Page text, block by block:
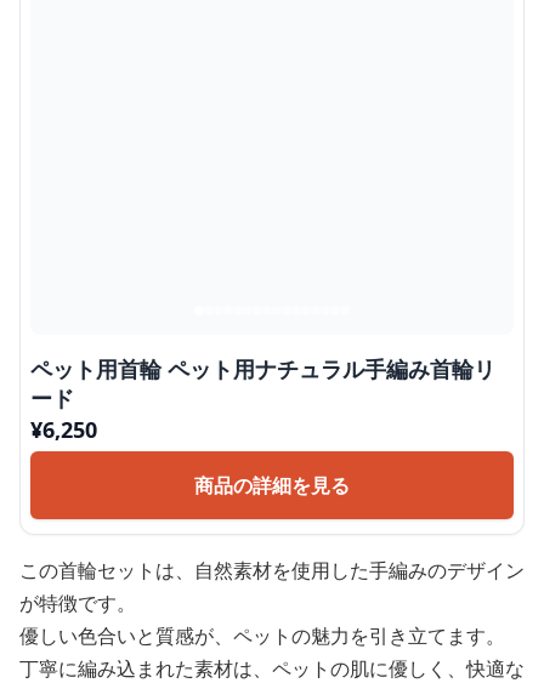
ペット用首輪 ペット用ナチュラル手編み首輪リ
ード
¥6,250
商品の詳細を見る
この首輪セットは、自然素材を使用した手編みのデザイン
が特徴です。
優しい色合いと質感が、ペットの魅力を引き立てます。
丁寧に編み込まれた素材は、ペットの肌に優しく、快適な